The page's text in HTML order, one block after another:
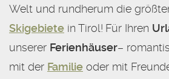
Welt und rundherum die
Skigebiete in Tirol! Für Ihren
unserer Ferienhäuser–
mit der Familie oder mit